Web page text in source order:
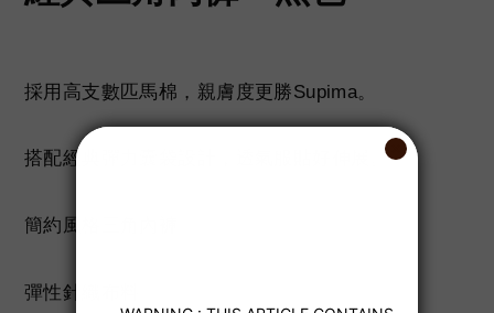
採用高支數匹馬棉，親膚度更勝Supima。
搭配經典彈力囊袋設計，透氣服貼好伸展。
簡約風格三角內褲
彈性針織布料